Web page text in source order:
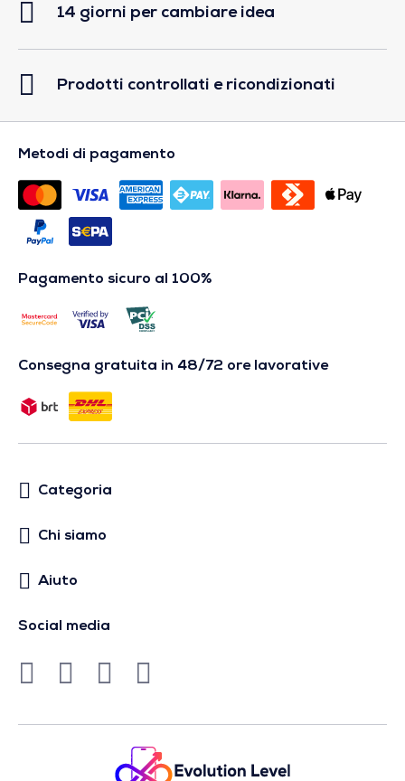
14 giorni per cambiare idea
Prodotti controllati e ricondizionati
Metodi di pagamento
Pagamento sicuro al 100%
Consegna gratuita in 48/72 ore lavorative
Categoria
Chi siamo
Aiuto
Social media